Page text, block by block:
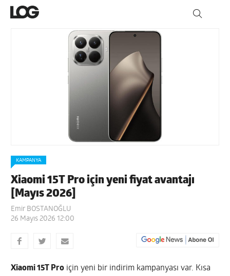
KAMPANYA
Xiaomi 15T Pro için yeni fiyat avantajı
[Mayıs 2026]
Emir BOSTANOĞLU
26 Mayıs 2026 12:00
Xiaomi 15T Pro için yeni bir indirim kampanyası var. Kısa